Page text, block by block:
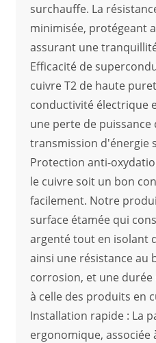
surchauffe. La
minimisée, protégeant
assurant une
Efficacité de
cuivre T2 de haute
conductivité électrique
une perte de
transmission d'énergie
Protection anti-
le cuivre soit un bon
facilement. Notre
surface étamée qui
argenté tout en isolant
ainsi une résistance au
corrosion, et une
à celle des produits en
Installation rapide : La
ergonomique, associée